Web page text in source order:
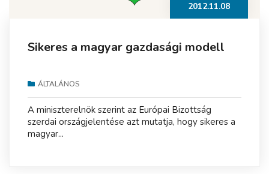
2012.11.08
Sikeres a magyar gazdasági modell
ÁLTALÁNOS
A miniszterelnök szerint az Európai Bizottság
szerdai országjelentése azt mutatja, hogy sikeres a
magyar...